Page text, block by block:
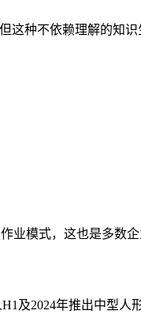
这种不依赖理解的知
业模式，这也是多数
及2024年推出中型人